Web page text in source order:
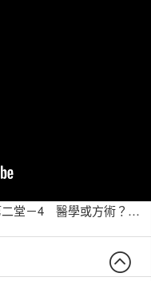
108-2中國古代醫療史 20200303 第二堂－4 醫學或方術？－人和時間、空間的關係